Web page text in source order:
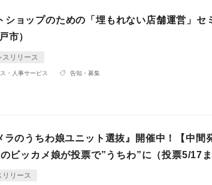
ショップのための「埋もれない店舗運営」セ
市）
スリリース
・人事サービス 告知・募集
ラのうちわ娘ユニット選抜』開催中！【中間
ビッカメ娘が投票で”うちわ”に（投票5/17
リリース